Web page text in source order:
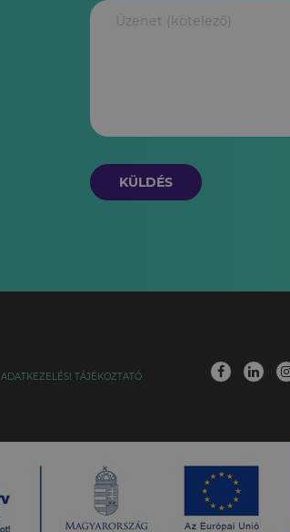
KÜLDÉS
ADATKEZELÉSI TÁJÉKOZTATÓ